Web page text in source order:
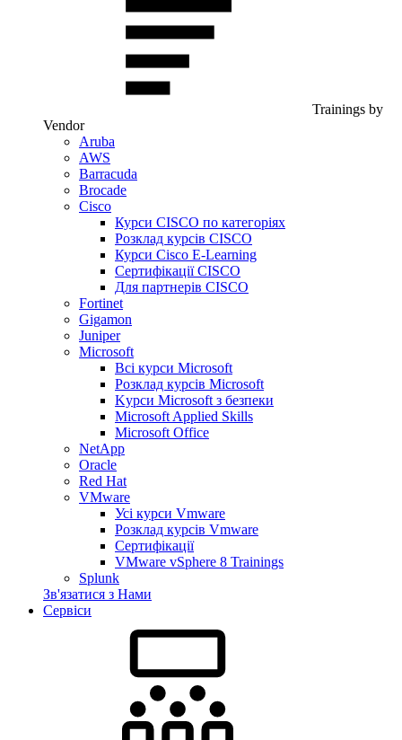
Trainings by
Vendor
Aruba
AWS
Barracuda
Brocade
Cisco
Курси CISCO по категоріях
Розклад курсів CISCO
Курси Cisco E-Learning
Сертифікації CISCO
Для партнерів CISCO
Fortinet
Gigamon
Juniper
Microsoft
Всі курси Microsoft
Розклад курсів Microsoft
Kyрси Microsoft з безпеки
Microsoft Applied Skills
Microsoft Office
NetApp
Oracle
Red Hat
VMware
Усі курси Vmware
Розклад курсів Vmware
Сертифікації
VMware vSphere 8 Trainings
Splunk
Зв'язатися з Нами
Сервіси